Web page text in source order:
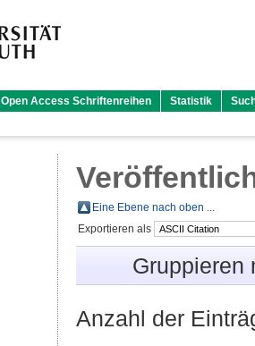
Open Access Schriftenreihen Statistik
Eine Ebene nach oben ...
Exportieren als
Anzahl der